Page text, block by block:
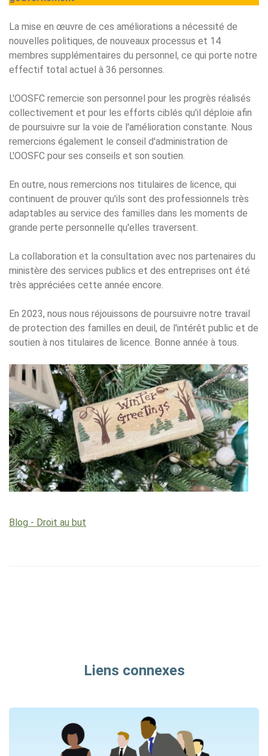
La mise en œuvre de ces améliorations a nécessité de
nouvelles politiques, de nouveaux processus et 14
membres supplémentaires du personnel, ce qui porte notre
effectif total actuel à 36 personnes.
L'OOSFC remercie son personnel pour les progrès réalisés
collectivement et pour les efforts ciblés qu'il déploie afin
de poursuivre sur la voie de l'amélioration constante. Nous
remercions également le conseil d'administration de
L'OOSFC pour ses conseils et son soutien.
En outre, nous remercions nos titulaires de licence, qui
continuent de prouver qu'ils sont des professionnels très
adaptables au service des familles dans les moments de
grande perte personnelle qu'elles traversent.
La collaboration et la consultation avec nos partenaires du
ministère des services publics et des entreprises ont été
très appréciées cette année encore.
En 2023, nous nous réjouissons de poursuivre notre travail
de protection des familles en deuil, de l'intérêt public et de
soutien à nos titulaires de licence. Bonne année à tous.
Blog - Droit au but
Liens connexes